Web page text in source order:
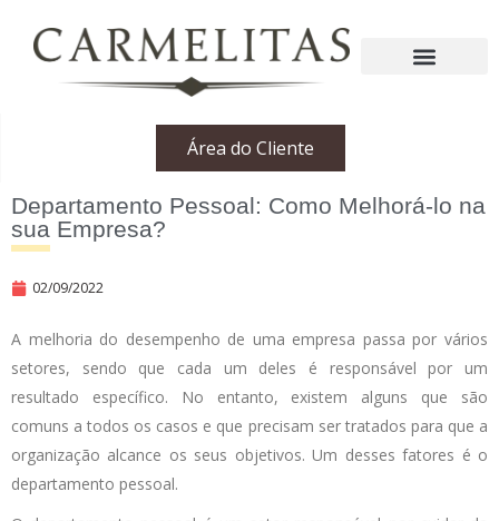
Área do Cliente
Departamento Pessoal: Como Melhorá-lo na
sua Empresa?
02/09/2022
A melhoria do desempenho de uma empresa passa por vários
setores, sendo que cada um deles é responsável por um
resultado específico. No entanto, existem alguns que são
comuns a todos os casos e que precisam ser tratados para que a
organização alcance os seus objetivos. Um desses fatores é o
departamento pessoal.